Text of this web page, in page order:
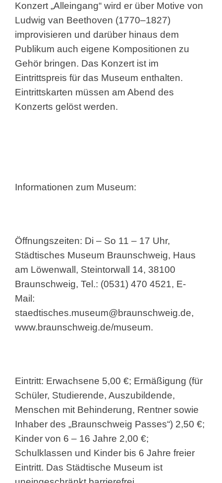
Konzert „Alleingang“ wird er über Motive von
Ludwig van Beethoven (1770–1827)
improvisieren und darüber hinaus dem
Publikum auch eigene Kompositionen zu
Gehör bringen. Das Konzert ist im
Eintrittspreis für das Museum enthalten.
Eintrittskarten müssen am Abend des
Konzerts gelöst werden.
Informationen zum Museum:
Öffnungszeiten: Di – So 11 – 17 Uhr,
Städtisches Museum Braunschweig, Haus
am Löwenwall, Steintorwall 14, 38100
Braunschweig, Tel.: (0531) 470 4521, E-
Mail:
staedtisches.museum@braunschweig.de,
www.braunschweig.de/museum.
Eintritt: Erwachsene 5,00 €; Ermäßigung (für
Schüler, Studierende, Auszubildende,
Menschen mit Behinderung, Rentner sowie
Inhaber des „Braunschweig Passes“) 2,50 €;
Kinder von 6 – 16 Jahre 2,00 €;
Schulklassen und Kinder bis 6 Jahre freier
Eintritt. Das Städtische Museum ist